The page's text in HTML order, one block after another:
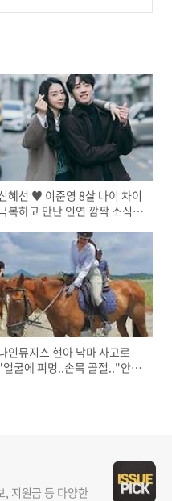
혜선 ♥ 이준영 8살 나이 차이
복하고 만난 인연 깜짝 소식
인뮤지스 현아 낙마 사고로
굴에 피멍..손목 골절.."안타
, 지원금 등 다양한